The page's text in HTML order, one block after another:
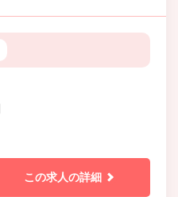
この求人の詳細